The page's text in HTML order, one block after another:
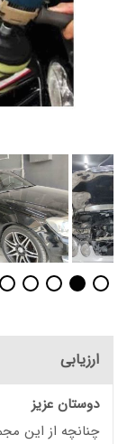
ارزیابی
دوستان عزیز
چنانچه از این